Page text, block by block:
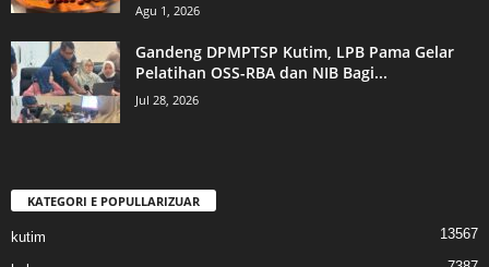
Agu 1, 2026
Gandeng DPMPTSP Kutim, LPB Pama Gelar
Pelatihan OSS-RBA dan NIB Bagi...
Jul 28, 2026
KATEGORI E POPULLARIZUAR
kutim 13567